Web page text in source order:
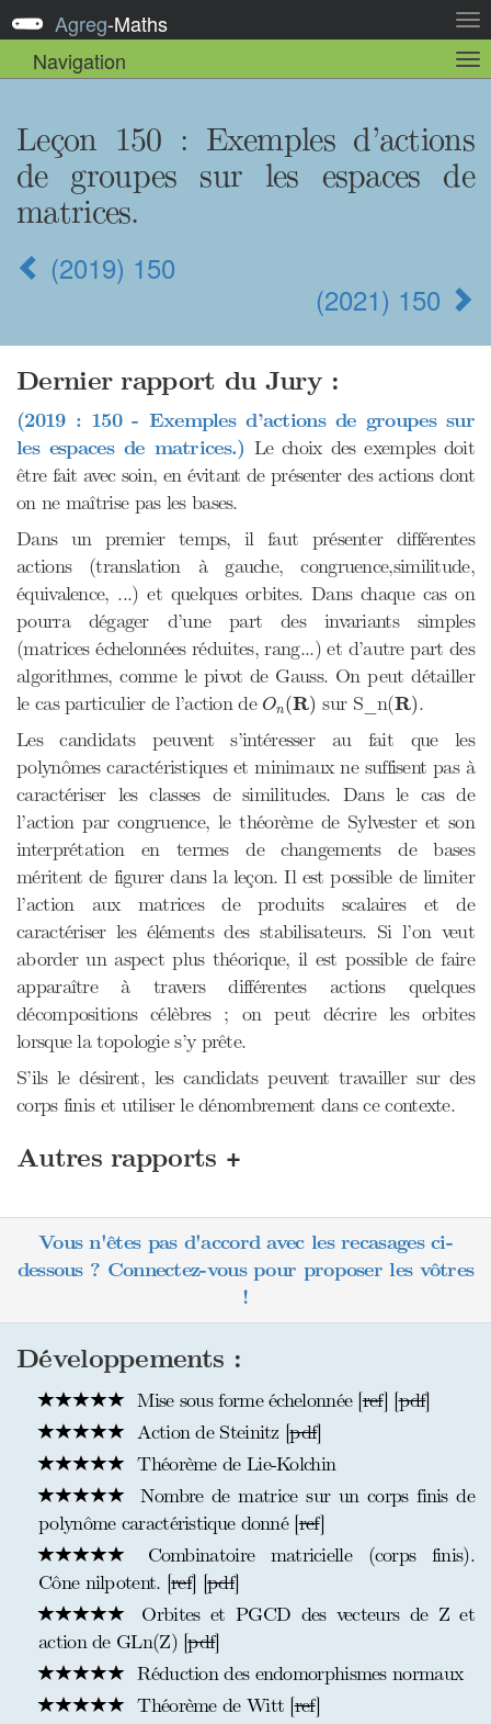
la
Agreg-Maths
Navigation
la
Leçon 150 : Exemples d’actions
de groupes sur les espaces de
matrices.
(2019) 150
(2021) 150
Dernier rapport du Jury :
(2019 : 150 - Exemples d’actions de groupes sur
les espaces de matrices.) Le choix des exemples doit
être fait avec soin, en évitant de présenter des actions dont
on ne maîtrise pas les bases.
Dans un premier temps, il faut présenter différentes
actions (translation à gauche, congruence,similitude,
équivalence, ...) et quelques orbites. Dans chaque cas on
pourra dégager d’une part des invariants simples
(matrices échelonnées réduites, rang...) et d’autre part des
algorithmes, comme le pivot de Gauss. On peut détailler
le cas particulier de l’action deOn(R)
O n(R) sur S_n(R)
R).
Les candidats peuvent s’intéresser au fait que les
polynômes caractéristiques et minimaux ne suffisent pas à
caractériser les classes de similitudes. Dans le cas de
l’action par congruence, le théorème de Sylvester et son
interprétation en termes de changements de bases
méritent de figurer dans la leçon. Il est possible de limiter
l’action aux matrices de produits scalaires et de
caractériser les éléments des stabilisateurs. Si l’on veut
aborder un aspect plus théorique, il est possible de faire
apparaître à travers différentes actions quelques
décompositions célèbres ; on peut décrire les orbites
lorsque la topologie s’y prête.
S’ils le désirent, les candidats peuvent travailler sur des
corps finis et utiliser le dénombrement dans ce contexte.
Autres rapports +
Vous n'êtes pas d'accord avec les recasages ci-
dessous ? Connectez-vous pour proposer les vôtres
!
Développements :
Mise sous forme échelonnée [ref] [pdf]
Action de Steinitz [pdf]
Théorème de Lie-Kolchin
Nombre de matrice sur un corps finis de
polynôme caractéristique donné [ref]
Combinatoire matricielle (corps finis).
Cône nilpotent. [ref] [pdf]
Orbites et PGCD des vecteurs de Z et
action de GLn(Z) [pdf]
Réduction des endomorphismes normaux
Théorème de Witt [ref]